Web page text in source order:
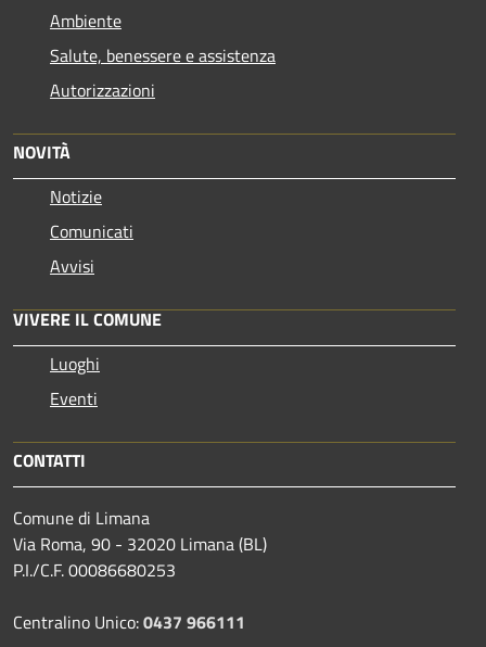
Ambiente
Salute, benessere e assistenza
Autorizzazioni
NOVITÀ
Notizie
Comunicati
Avvisi
VIVERE IL COMUNE
Luoghi
Eventi
CONTATTI
Comune di Limana
Via Roma, 90 - 32020 Limana (BL)
P.I./C.F. 00086680253
Centralino Unico:0437 966111